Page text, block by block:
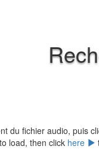
du fichier audio, puis
load, then click here